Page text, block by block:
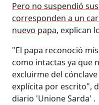
Pero no suspendió
corresponden a un
nuevo papa, explican
"El papa reconoció
como intactas ya que
excluirme del
explícita por escrito",
diario 'Unione Sarda' .